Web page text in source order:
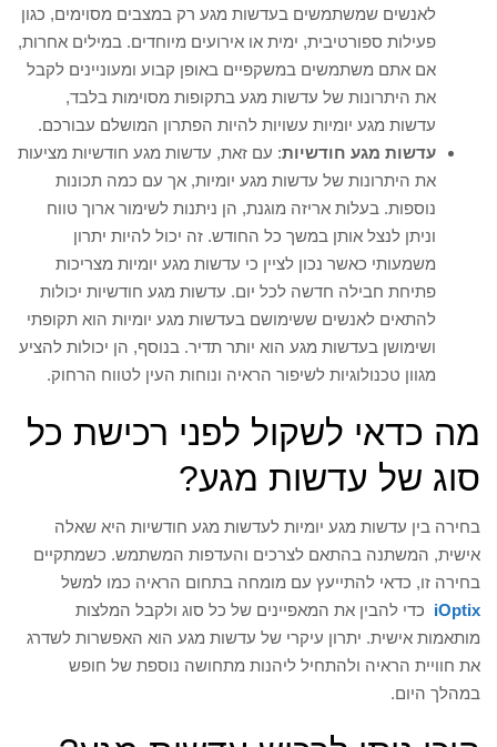
לאנשים שמשתמשים בעדשות מגע רק במצבים מסוימים, כגון
פעילות ספורטיבית, ימית או אירועים מיוחדים. במילים אחרות,
אם אתם משתמשים במשקפיים באופן קבוע ומעוניינים לקבל
את היתרונות של עדשות מגע בתקופות מסוימות בלבד,
עדשות מגע יומיות עשויות להיות הפתרון המושלם עבורכם.
עדשות מגע חודשיות: עם זאת, עדשות מגע חודשיות מציעות
את היתרונות של עדשות מגע יומיות, אך עם כמה תכונות
נוספות. בעלות אריזה מוגנת, הן ניתנות לשימור ארוך טווח
וניתן לנצל אותן במשך כל החודש. זה יכול להיות יתרון
משמעותי כאשר נכון לציין כי עדשות מגע יומיות מצריכות
פתיחת חבילה חדשה לכל יום. עדשות מגע חודשיות יכולות
להתאים לאנשים ששימושם בעדשות מגע יומיות הוא תקופתי
ושימושן בעדשות מגע הוא יותר תדיר. בנוסף, הן יכולות להציע
מגוון טכנולוגיות לשיפור הראיה ונוחות העין לטווח הרחוק.
מה כדאי לשקול לפני רכישת כל
סוג של עדשות מגע?
בחירה בין עדשות מגע יומיות לעדשות מגע חודשיות היא שאלה
אישית, המשתנה בהתאם לצרכים והעדפות המשתמש. כשמתקיים
בחירה זו, כדאי להתייעץ עם מומחה בתחום הראיה כמו למשל
iOptix כדי להבין את המאפיינים של כל סוג ולקבל המלצות
מותאמות אישית. יתרון עיקרי של עדשות מגע הוא האפשרות לשדרג
את חוויית הראיה ולהתחיל ליהנות מתחושה נוספת של חופש
במהלך היום.